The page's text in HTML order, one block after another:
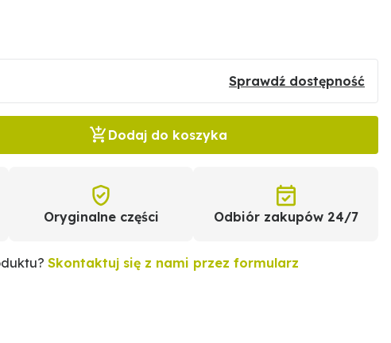
Sprawdź dostępność
Dodaj do koszyka
Oryginalne części Odbiór zakupów 24/7
Skontaktuj się z nami przez formularz